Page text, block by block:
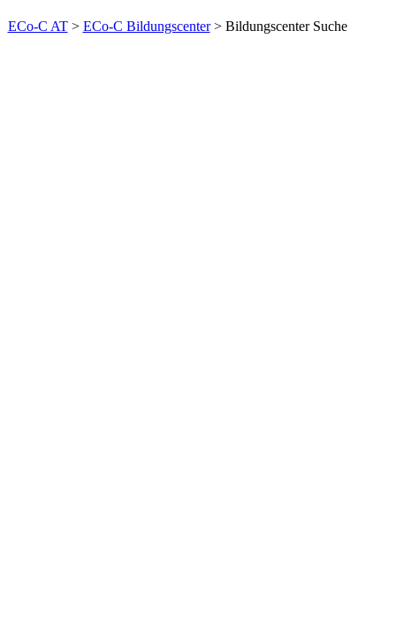
ECo-C AT> ECo-C Bildungscenter> Bildungscenter Suche